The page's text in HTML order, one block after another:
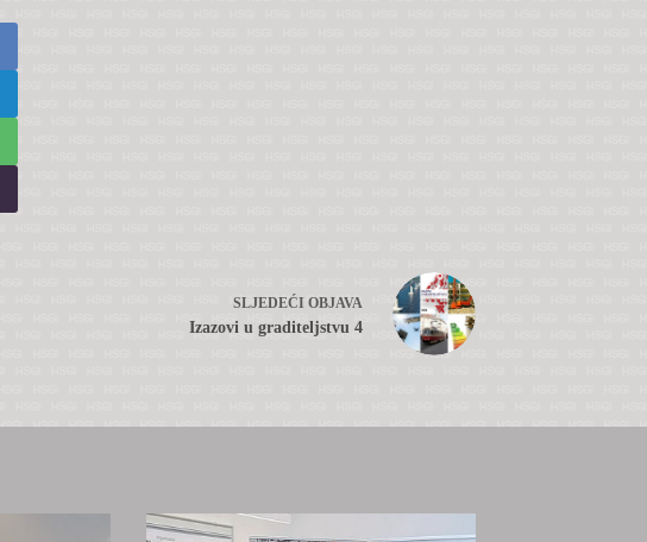
SLJEDEĆI OBJAVA
Izazovi u graditeljstvu 4